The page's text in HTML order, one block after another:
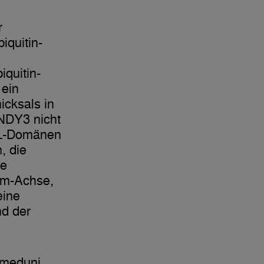
in
nicht
Domänen
die
Achse,
der